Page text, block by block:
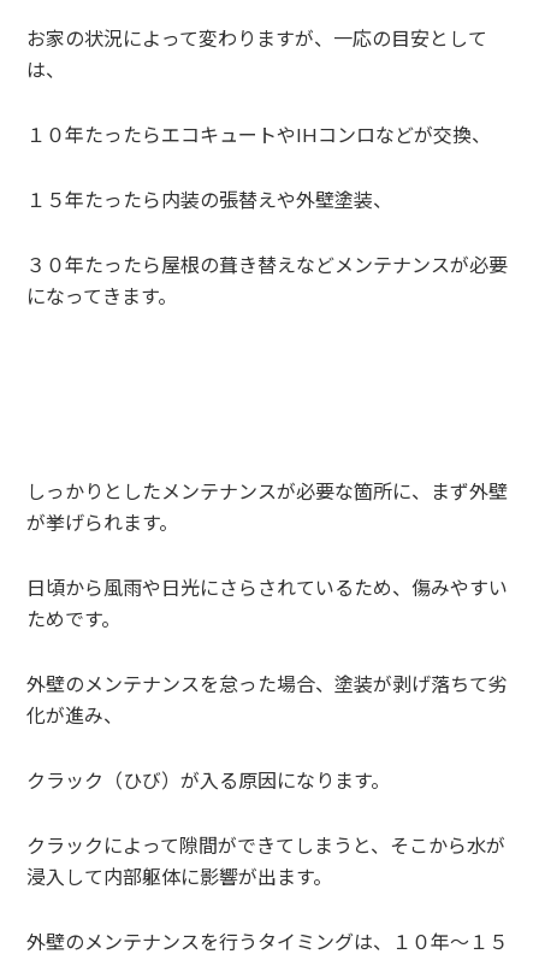
お家の状況によって変わりますが、一応の目安として
は、
１０年たったらエコキュートやIHコンロなどが交換、
１５年たったら内装の張替えや外壁塗装、
３０年たったら屋根の葺き替えなどメンテナンスが必要
になってきます。
しっかりとしたメンテナンスが必要な箇所に、まず外壁
が挙げられます。
日頃から風雨や日光にさらされているため、傷みやすい
ためです。
外壁のメンテナンスを怠った場合、塗装が剥げ落ちて劣
化が進み、
クラック（ひび）が入る原因になります。
クラックによって隙間ができてしまうと、そこから水が
浸入して内部躯体に影響が出ます。
外壁のメンテナンスを行うタイミングは、１０年～１５